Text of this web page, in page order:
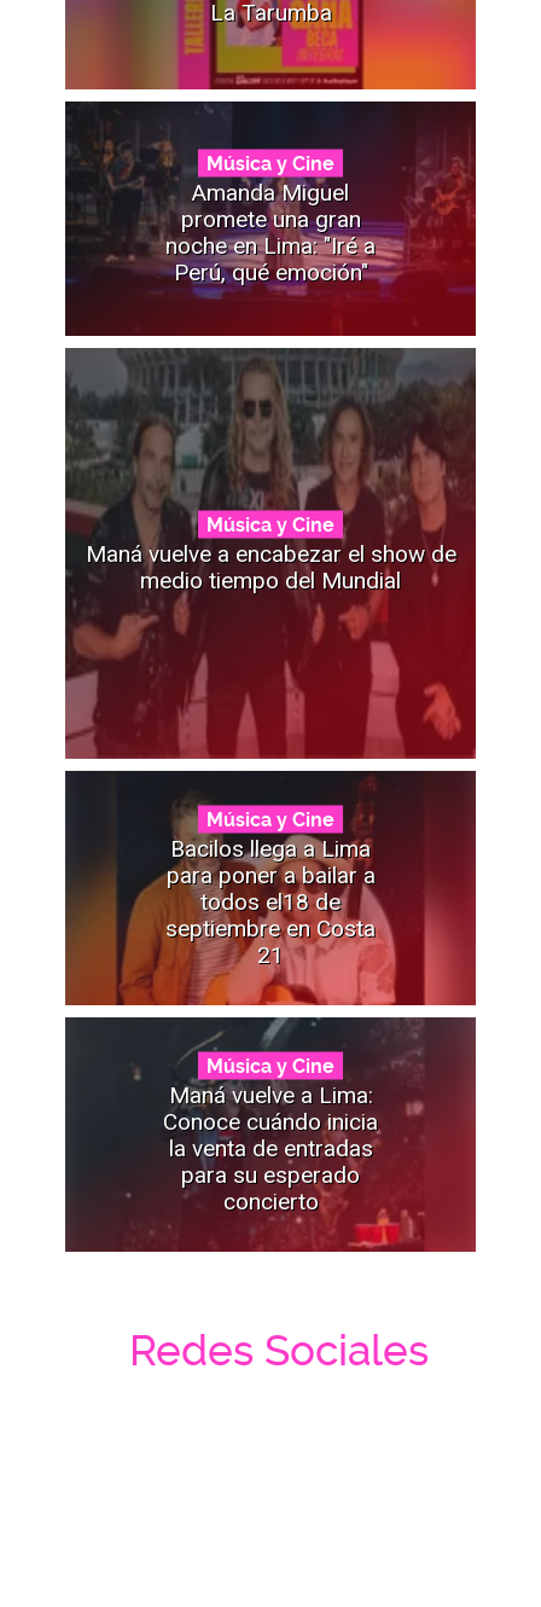
La Tarumba
Música y Cine
Amanda Miguel
promete una gran
noche en Lima: "Iré a
Perú, qué emoción"
Música y Cine
Maná vuelve a encabezar el show de
medio tiempo del Mundial
Música y Cine
Bacilos llega a Lima
para poner a bailar a
todos el18 de
septiembre en Costa
21
Música y Cine
Maná vuelve a Lima:
Conoce cuándo inicia
la venta de entradas
para su esperado
concierto
Redes Sociales